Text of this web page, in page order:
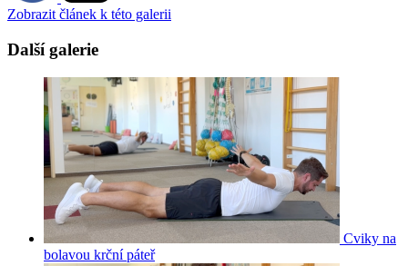
Zobrazit článek k této galerii
Další galerie
Cviky na
bolavou krční páteř